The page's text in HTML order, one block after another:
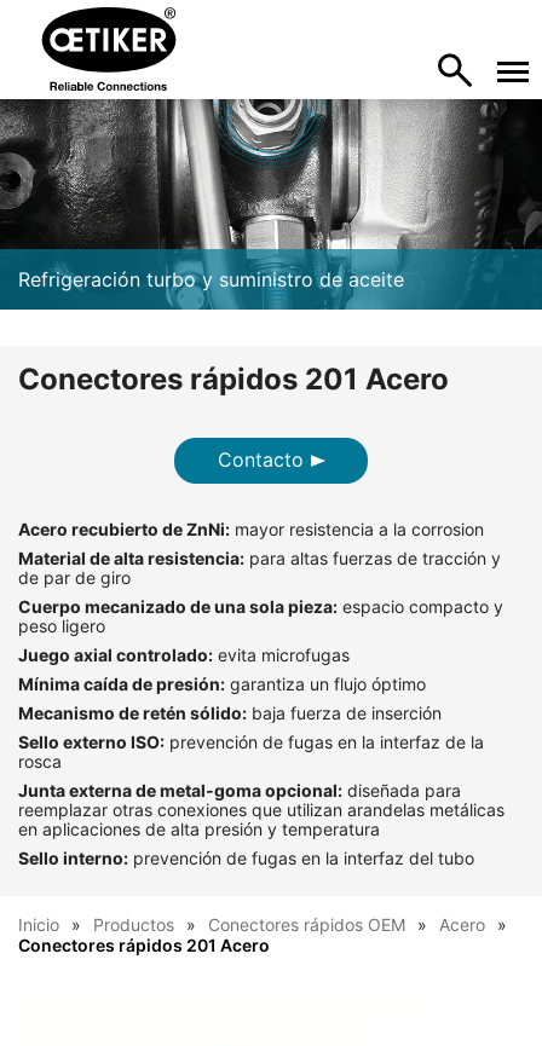
Refrigeración turbo y suministro de aceite
Conectores rápidos 201 Acero
Contacto
Acero recubierto de ZnNi: mayor resistencia a la corrosion
Material de alta resistencia: para altas fuerzas de tracción y
de par de giro
Cuerpo mecanizado de una sola pieza: espacio compacto y
peso ligero
Juego axial controlado: evita microfugas
Mínima caída de presión: garantiza un flujo óptimo
Mecanismo de retén sólido: baja fuerza de inserción
Sello externo ISO: prevención de fugas en la interfaz de la
rosca
Junta externa de metal-goma opcional: diseñada para
reemplazar otras conexiones que utilizan arandelas metálicas
en aplicaciones de alta presión y temperatura
Sello interno: prevención de fugas en la interfaz del tubo
Inicio Productos Conectores rápidos OEM
Acero
Conectores rápidos 201 Acero